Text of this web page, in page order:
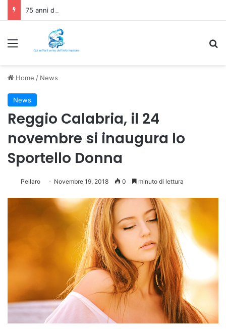
Home / News
News
Reggio Calabria, il 24
novembre si inaugura lo
Sportello Donna
Pellaro Novembre 19, 2018 0 minuto di lettura